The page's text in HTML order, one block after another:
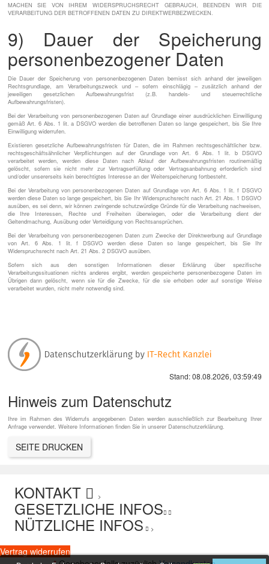
MACHEN SIE VON IHREM WIDERSPRUCHSRECHT GEBRAUCH, BEENDEN WIR DIE
VERARBEITUNG DER BETROFFENEN DATEN ZU DIREKTWERBEZWECKEN.
9) Dauer der Speicherung
personenbezogener Daten
Die Dauer der Speicherung von personenbezogenen Daten bemisst sich anhand der jeweiligen
Rechtsgrundlage, am Verarbeitungszweck und – sofern einschlägig – zusätzlich anhand der
jeweiligen gesetzlichen Aufbewahrungsfrist (z.B. handels- und steuerrechtliche
Aufbewahrungsfristen).
Bei der Verarbeitung von personenbezogenen Daten auf Grundlage einer ausdrücklichen Einwilligung
gemäß Art. 6 Abs. 1 lit. a DSGVO werden die betroffenen Daten so lange gespeichert, bis Sie Ihre
Einwilligung widerrufen.
Existieren gesetzliche Aufbewahrungsfristen für Daten, die im Rahmen rechtsgeschäftlicher bzw.
rechtsgeschäftsähnlicher Verpflichtungen auf der Grundlage von Art. 6 Abs. 1 lit. b DSGVO
verarbeitet werden, werden diese Daten nach Ablauf der Aufbewahrungsfristen routinemäßig
gelöscht, sofern sie nicht mehr zur Vertragserfüllung oder Vertragsanbahnung erforderlich sind
und/oder unsererseits kein berechtigtes Interesse an der Weiterspeicherung fortbesteht.
Bei der Verarbeitung von personenbezogenen Daten auf Grundlage von Art. 6 Abs. 1 lit. f DSGVO
werden diese Daten so lange gespeichert, bis Sie Ihr Widerspruchsrecht nach Art. 21 Abs. 1 DSGVO
ausüben, es sei denn, wir können zwingende schutzwürdige Gründe für die Verarbeitung nachweisen,
die Ihre Interessen, Rechte und Freiheiten überwiegen, oder die Verarbeitung dient der
Geltendmachung, Ausübung oder Verteidigung von Rechtsansprüchen.
Bei der Verarbeitung von personenbezogenen Daten zum Zwecke der Direktwerbung auf Grundlage
von Art. 6 Abs. 1 lit. f DSGVO werden diese Daten so lange gespeichert, bis Sie Ihr
Widerspruchsrecht nach Art. 21 Abs. 2 DSGVO ausüben.
Sofern sich aus den sonstigen Informationen dieser Erklärung über spezifische
Verarbeitungssituationen nichts anderes ergibt, werden gespeicherte personenbezogene Daten im
Übrigen dann gelöscht, wenn sie für die Zwecke, für die sie erhoben oder auf sonstige Weise
verarbeitet wurden, nicht mehr notwendig sind.
Stand: 08.08.2026, 03:59:49
Hinweis zum Datenschutz
Ihre im Rahmen des Widerrufs angegebenen Daten werden ausschließlich zur Bearbeitung Ihrer
Anfrage verwendet. Weitere Informationen finden Sie in unserer Datenschutzerklärung.
KONTAKT >
GESETZLICHE INFOS
NÜTZLICHE INFOS >
Vertrag widerrufen